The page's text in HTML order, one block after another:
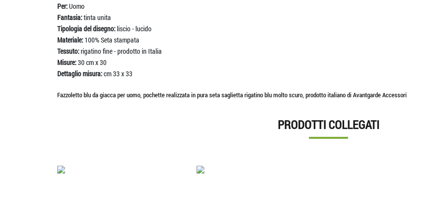
Per:Uomo
Fantasia:tinta unita
Tipologia del disegno:liscio - lucido
Materiale: 100% Seta stampata
Tessuto:rigatino fine - prodotto in Italia
Misure:30 cm x 30
Dettaglio misura:cm 33 x 33
Fazzoletto blu da giacca per uomo, pochette realizzata in pura seta saglietta rigatino blu molto scuro, prodotto italiano di Avantgarde Accessori
PRODOTTI COLLEGATI